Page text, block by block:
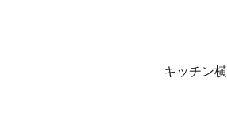
キッチン